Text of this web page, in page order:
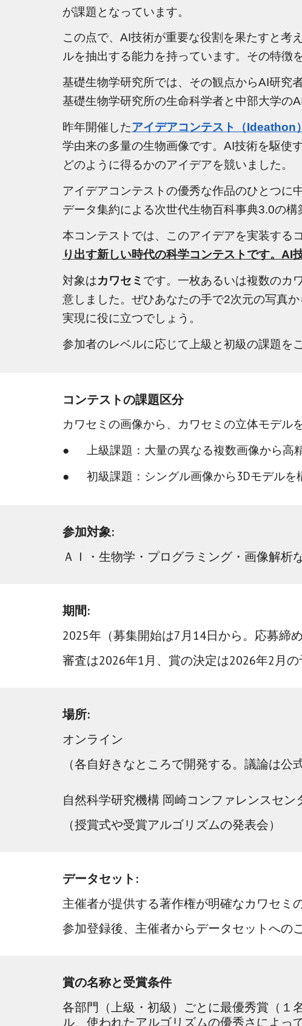
が課題となっています。
この点で、AI技術が重要な役割を果たすと考
ルを抽出する能力を持っています。 その特徴
基礎生物学研究所では、その観点からAI研究
基礎生物学研究所の生命科学者と中部大学の
昨年開催したアイデアコンテスト（Ideathon）
学由来の多量の生物画像です。AI技術を駆使
どのように得るかのアイデアを競いました。
アイデアコンテストの優秀な作品のひとつに
データ集約による次世代生物百科事典3.0の構
本コンテストでは、このアイデアを実装する
り出す新しい時代の科学コンテストです。AI
対象はカワセミ です。一枚あるいは複数のカ
意しました。ぜひあなたの手で2次元の写真
実現に役に立つでしょう。
参加者のレベルに応じて上級と初級の課題を
コンテストの課題区分
カワセミの画像から、カワセミの立体モデル
●
上級課題：大量の異なる複数画像から高
●
初級課題：シングル画像から3Dモデルを
参加対象:
ＡＩ
・生物学・プログラミング・画像解
期間:
2025年（募集開始は7月14日から。応募締
審査は2026年1月、賞の決定は2026年2月の
場所:
オンライン
（各自好きなところで開発する。議論は公
自然科学研究機構 岡崎コンファレンスセン
（授賞式や受賞アルゴリズムの発表会）
データセット:
主催者が提供する著作権が明確なカワセミの
参加登録後、主催者からデータセットへの
賞の名称と受賞条件
各部門（上級・初級）ごとに最優秀賞（１
ル、使われたアルゴリズムの優秀さによっ